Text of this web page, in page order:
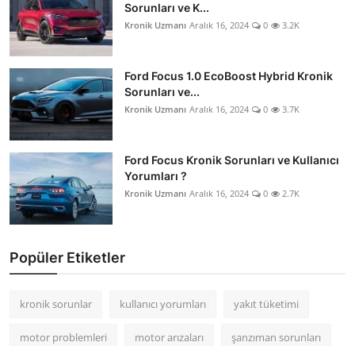
Sorunları ve K...
Kronik Uzmanı Aralık 16, 2024 0 3.2K
Ford Focus 1.0 EcoBoost Hybrid Kronik
Sorunları ve...
Kronik Uzmanı Aralık 16, 2024 0 3.7K
Ford Focus Kronik Sorunları ve Kullanıcı
Yorumları ?
Kronik Uzmanı Aralık 16, 2024 0 2.7K
Popüler Etiketler
kronik sorunlar kullanıcı yorumları yakıt tüketimi
motor problemleri motor arızaları şanzıman sorunları